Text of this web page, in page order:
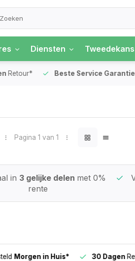
Diensten Tweedekans
Beste Service Garantie
Pagina 1 van 1
in 3 gelijke delen met 0%
rente
in Huis* 30 DagenRetour*